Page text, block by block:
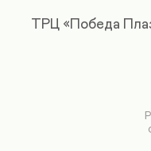
ТРЦ «Победа